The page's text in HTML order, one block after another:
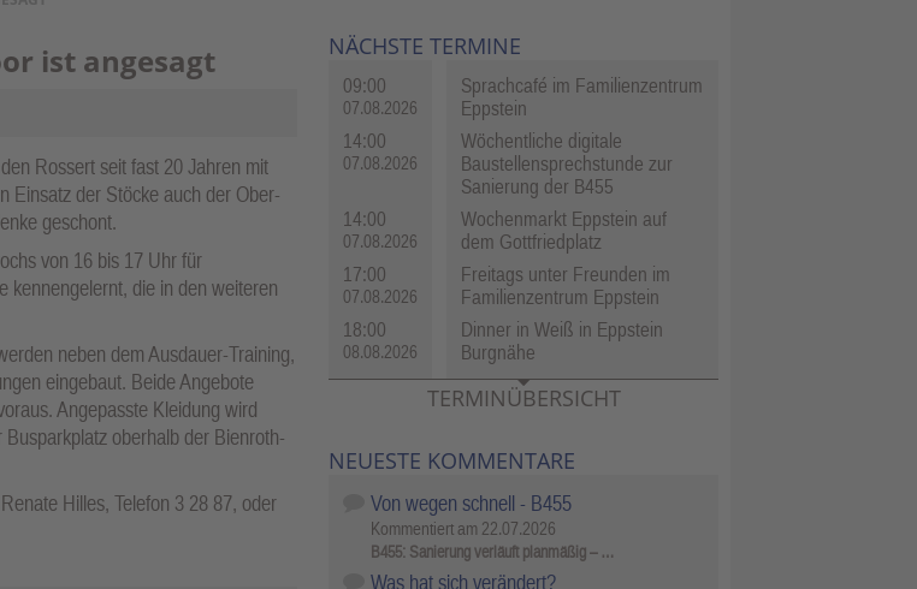
ist angesagt
Rossert seit fast 20 Jahren mit
Einsatz der Stöcke auch der Ober-
geschont.
von 16 bis 17 Uhr für
kennengelernt, die in den weiteren
neben dem Ausdauer-Training,
eingebaut. Beide Angebote
Angepasste Kleidung wird
oberhalb der Bienroth-
Hilles, Telefon 3 28 87, oder
NÄCHSTE TERMINE
09:00
07.08.2026
Sprachcafé im Familienzentrum
Eppstein
14:00
07.08.2026
Wöchentliche digitale
Baustellensprechstunde zur
Sanierung der B455
14:00
07.08.2026
Wochenmarkt Eppstein auf
dem Gottfriedplatz
17:00
07.08.2026
Freitags unter Freunden im
Familienzentrum Eppstein
18:00
08.08.2026
Dinner in Weiß in Eppstein
Burgnähe
TERMINÜBERSICHT
NEUESTE KOMMENTARE
Von wegen schnell - B455
Kommentiert am 22.07.2026
B455: Sanierung verläuft planmäßig – …
Was hat sich verändert?